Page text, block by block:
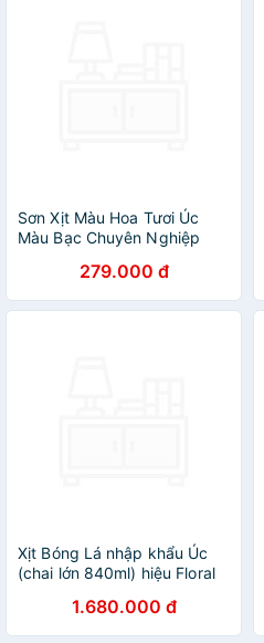
Sơn Xịt Màu Hoa Tươi Úc
Màu Bạc Chuyên Nghiệp
hoa Hiệu Koch & Co giúp
màu Khô nhanh, Không Lem,
Mùi Thơm Dịu an toàn
279.000 đ
Xịt Bóng Lá nhập khẩu Úc
(chai lớn 840ml) hiệu Floral
cứng cáp lá và ngăn xỉn
màu lá
1.680.000 đ